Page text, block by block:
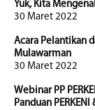
Yuk, Kita
30 Maret 2022
Acara Pelantikan
Mulawarman
30 Maret 2022
Webinar PP
Panduan